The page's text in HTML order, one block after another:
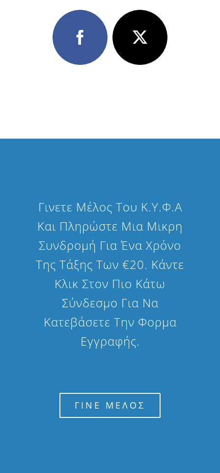
Γινετε Μέλος Του Κ.Υ.Φ.Α
Και Πληρώστε Μια Μικρη
Συνδρομή Για Ένα Χρόνο
Της Τάξης Των €20. Κάντε
Κλικ Στον Πιο Κάτω
Σύνδεσμο Για Να
Κατεβάσετε Την Φορμα
Εγγραφής.
ΓΙΝΕ ΜΕΛΟΣ